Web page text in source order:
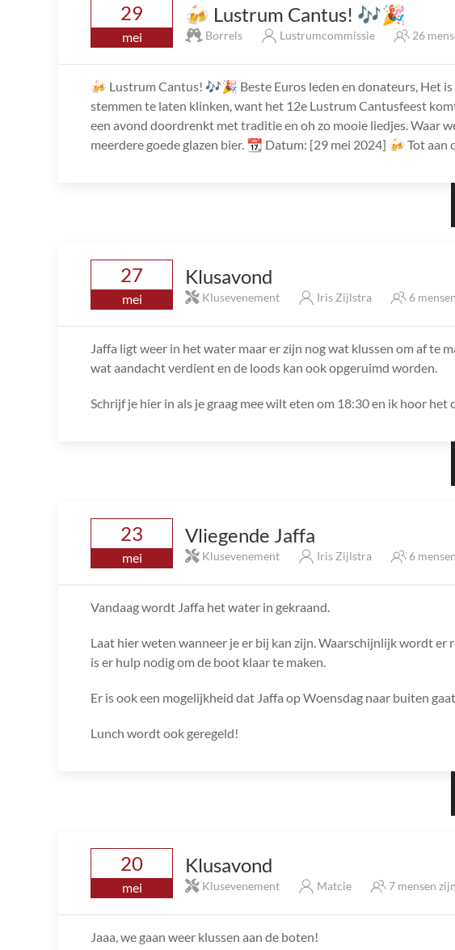
29
mei
🍻 Lustrum Cantus! 🎶🎉
Borrels Lustrumcommissie 26
🍻 Lustrum Cantus! 🎶🎉 Beste Euros leden en donateurs, Het is
stemmen te laten klinken, want het 12e Lustrum Cantusfeest
een avond doordrenkt met traditie en oh zo mooie liedjes. Waar
meerdere goede glazen bier. 📆 Datum: [29 mei 2024] 🍻 Tot
27
mei
Klusavond
Klusevenement Iris Zijlstra 6
Jaffa ligt weer in het water maar er zijn nog wat klussen om af te
wat aandacht verdient en de loods kan ook opgeruimd worden.
Schrijf je hier in als je graag mee wilt eten om 18:30 en ik hoor het
23
mei
Vliegende Jaffa
Klusevenement Iris Zijlstra 6
Vandaag wordt Jaffa het water in gekraand.
Laat hier weten wanneer je er bij kan zijn. Waarschijnlijk wordt er
is er hulp nodig om de boot klaar te maken.
Er is ook een mogelijkheid dat Jaffa op Woensdag naar buiten
Lunch wordt ook geregeld!
20
mei
Klusavond
Klusevenement Matcie 7 mensen
Jaaa, we gaan weer klussen aan de boten!